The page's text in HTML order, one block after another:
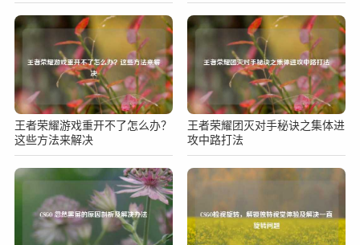
王者荣耀游戏重开不了怎么办？
这些方法来解决
王者荣耀团灭对手秘诀之集体进
攻中路打法